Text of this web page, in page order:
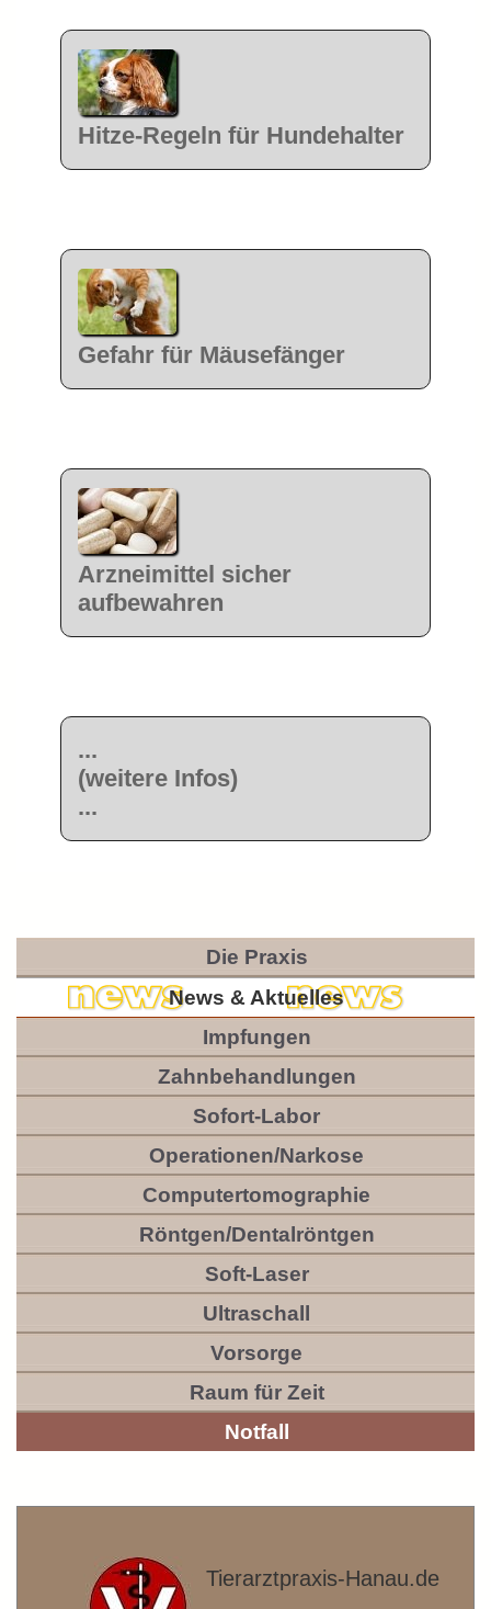
Hitze-Regeln für Hundehalter
Gefahr für Mäusefänger
Arzneimittel sicher
aufbewahren
...
(weitere Infos)
...
Die Praxis
News & Aktuelles
Impfungen
Zahnbehandlungen
Sofort-Labor
Operationen/Narkose
Computertomographie
Röntgen/Dentalröntgen
Soft-Laser
Ultraschall
Vorsorge
Raum für Zeit
Notfall
Tierarztpraxis-Hanau.de